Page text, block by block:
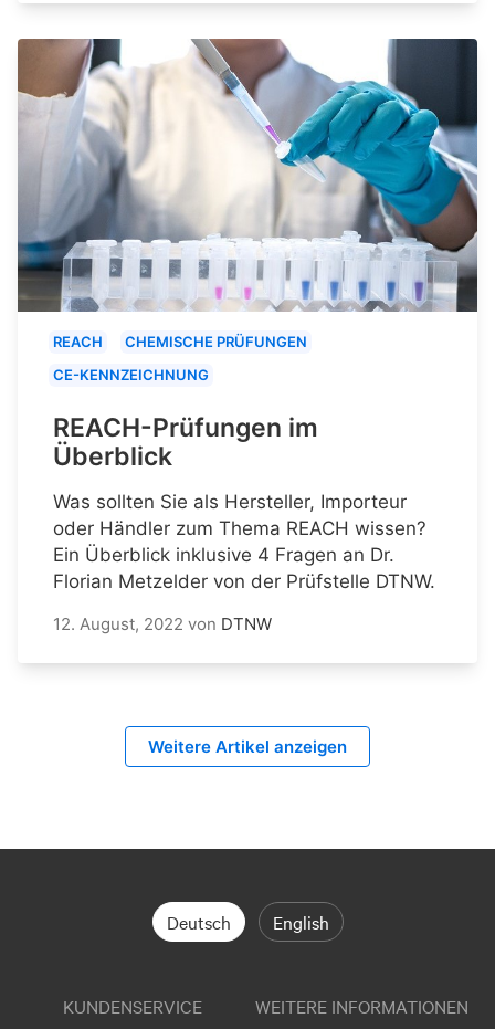
REACH
CHEMISCHE PRÜFUNGEN
CE-KENNZEICHNUNG
REACH-Prüfungen im
Überblick
Was sollten Sie als Hersteller, Importeur
oder Händler zum Thema REACH wissen?
Ein Überblick inklusive 4 Fragen an Dr.
Florian Metzelder von der Prüfstelle DTNW.
12. August, 2022 von DTNW
Weitere Artikel anzeigen
Deutsch English
KUNDENSERVICE WEITERE INFORMATIONEN